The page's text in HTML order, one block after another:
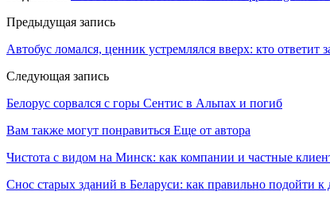
Предыдущая запись
Автобус ломался, ценник устремлялся вверх: кто ответит
Следующая запись
Белорус сорвался с горы Сентис в Альпах и погиб
Вам также могут понравиться Еще от автора
Чистота с видом на Минск: как компании и частные
Снос старых зданий в Беларуси: как правильно подойти к